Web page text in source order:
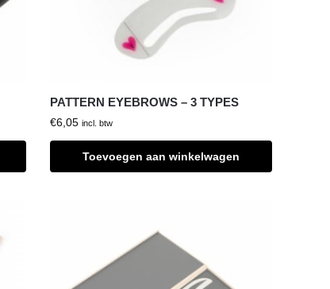
PATTERN EYEBROWS – 3 TYPES
€6,05 incl. btw
Toevoegen aan winkelwagen